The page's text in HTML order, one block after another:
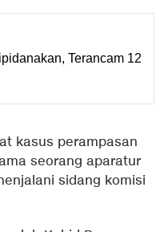
Terancam 12
kasus perampasan
seorang aparatur
sidang komisi